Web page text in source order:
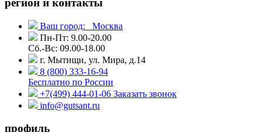
Ваш город:
Москва
Пн-Пт: 9.00-20.00
Сб.-Вс: 09.00-18.00
г. Мытищи, ул. Мира, д.14
8 (800) 333-16-94
Бесплатно по России
+7(499) 444-01-06 Заказать звонок
info@gutsant.ru
профиль